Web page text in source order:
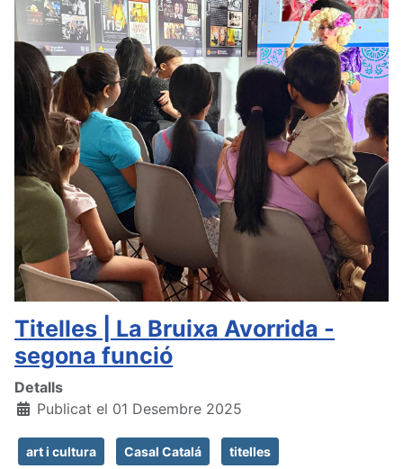
Titelles | La Bruixa Avorrida -
segona funció
Detalls
Publicat el 01 Desembre 2025
art i cultura Casal Catalá titelles